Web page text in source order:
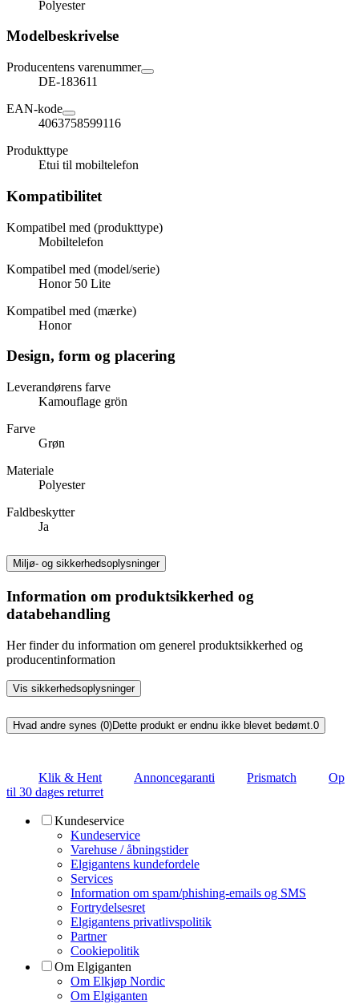
Polyester
Modelbeskrivelse
Producentens varenummer
DE-183611
EAN-kode
4063758599116
Produkttype
Etui til mobiltelefon
Kompatibilitet
Kompatibel med (produkttype)
Mobiltelefon
Kompatibel med (model/serie)
Honor 50 Lite
Kompatibel med (mærke)
Honor
Design, form og placering
Leverandørens farve
Kamouflage grön
Farve
Grøn
Materiale
Polyester
Faldbeskytter
Ja
Miljø- og sikkerhedsoplysninger
Information om produktsikkerhed og
databehandling
Her finder du information om generel produktsikkerhed og
producentinformation
Vis sikkerhedsoplysninger
Hvad andre synes (0)Dette produkt er endnu ikke blevet bedømt.0
Klik & Hent Annoncegaranti Prismatch
Op
til 30 dages returret
Kundeservice
Kundeservice
Varehuse / åbningstider
Elgigantens kundefordele
Services
Information om spam/phishing-emails og SMS
Fortrydelsesret
Elgigantens privatlivspolitik
Partner
Cookiepolitik
Om Elgiganten
Om Elkjøp Nordic
Om Elgiganten